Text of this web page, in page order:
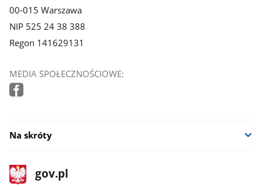
00-015 Warszawa
NIP 525 24 38 388
Regon 141629131
MEDIA SPOŁECZNOŚCIOWE:
Na skróty
stopka
gov.pl
Strona
gov.pl